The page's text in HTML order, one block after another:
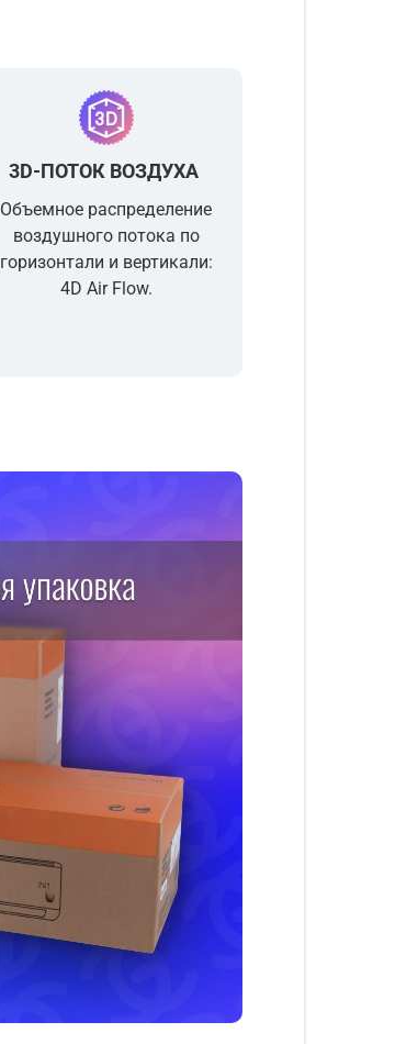
3D-ПОТОК ВОЗДУХА
Объемное распределение
воздушного потока по
горизонтали и вертикали:
4D Air Flow.